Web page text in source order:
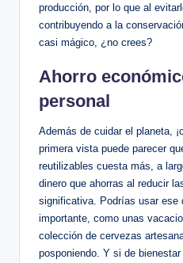
producción, por lo que al
contribuyendo a la
casi mágico, ¿no crees?
Ahorro
personal
Además de cuidar el planeta,
primera vista puede parecer
reutilizables cuesta más, a
dinero que ahorras al reducir
significativa. Podrías usar ese
importante, como unas
colección de cervezas
posponiendo. Y si de